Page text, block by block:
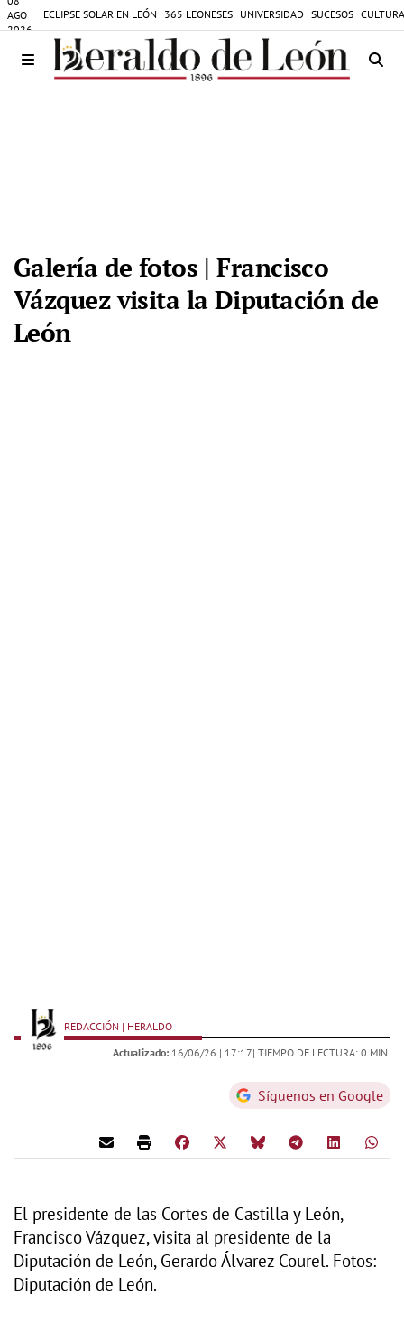
AGO
2026
ECLIPSE SOLAR EN LEÓN 365 LEONESES UNIVERSIDAD SUCESOS
Galería de fotos | Francisco
Vázquez visita la Diputación de
León
REDACCIÓN | HERALDO
Actualizado: 16/06/26 | 17:17| TIEMPO DE LECTURA: 0 MIN.
Síguenos en Google
El presidente de las Cortes de Castilla y León,
Francisco Vázquez, visita al presidente de la
Diputación de León, Gerardo Álvarez Courel. Fotos:
Diputación de León.